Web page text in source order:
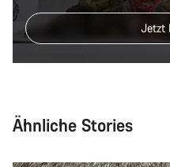
Jetzt
Ähnliche Stories